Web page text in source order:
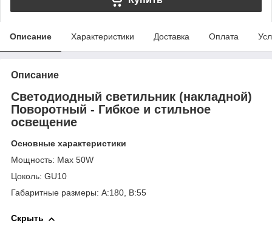
Описание Характеристики Доставка Оплата
Описание
Светодиодный светильник (накладной)
Поворотный - Гибкое и стильное
освещение
Основные характеристики
Мощность: Max 50W
Цоколь: GU10
Габаритные размеры: A:180, B:55
Скрыть